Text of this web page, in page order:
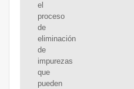
el
proceso
de
eliminación
de
impurezas
que
pueden